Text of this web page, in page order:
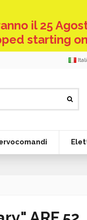
il 25
starting